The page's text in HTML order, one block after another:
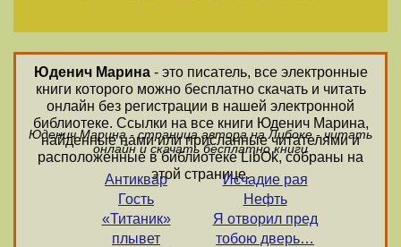
Юденич Марина- это писатель, все электронные
книги которого можно бесплатно скачать и читать
онлайн без регистрации в нашей электронной
библиотеке. Ссылки на все книги Юденич Марина,
найденные нами или присланные читателями и
расположенные в библиотеке LibOk, собраны на
этой странице.
Юденич Марина - страница автора на Либоке - читать
онлайн и скачать бесплатно книги
Антиквар
Гость
«Титаник»
плывет
Исчадие рая
Нефть
Я отворил пред
тобою дверь…